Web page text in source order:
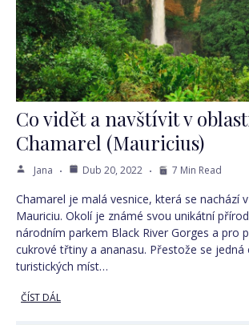
Co vidět a navštívit v
Chamarel (Mauricius)
Jana Dub 20, 2022 7 Min Read
Chamarel je malá vesnice, která se nachází
Mauriciu. Okolí je známé svou unikátní
národním parkem Black River Gorges a pro
cukrové třtiny a ananasu. Přestože se jedná
turistických míst…
ČÍST DÁL